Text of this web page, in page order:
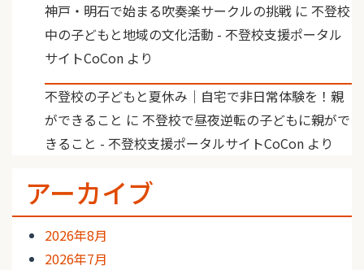
神戸・明石で始まる吹奏楽サークルの挑戦 に 不登校
中の子どもと地域の文化活動 - 不登校支援ポータル
サイトCoCon より
不登校の子どもと夏休み｜自宅で非日常体験を！親
ができること に 不登校で昼夜逆転の子どもに親がで
きること - 不登校支援ポータルサイトCoCon より
アーカイブ
2026年8月
2026年7月